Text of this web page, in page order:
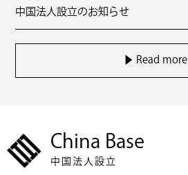
中国法人設立のお知らせ
▶︎ Read more
China Base
中国法人設立